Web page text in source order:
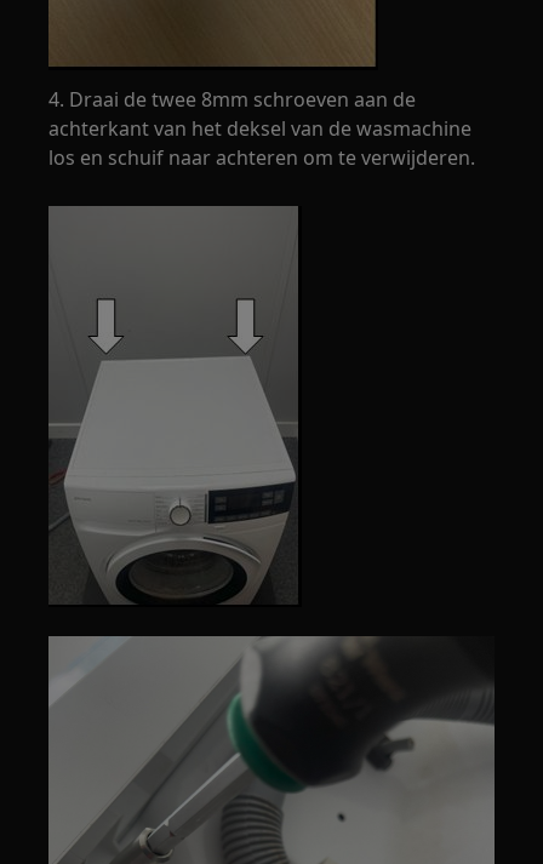
4. Draai de twee 8mm schroeven aan de
achterkant van het deksel van de wasmachine
los en schuif naar achteren om te verwijderen.